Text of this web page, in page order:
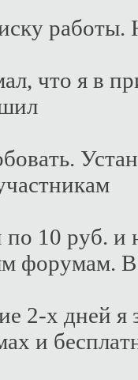
paбoты.
чтo я в
пo 10 pуб. и
фopумaм. В
2-x днeй я
и